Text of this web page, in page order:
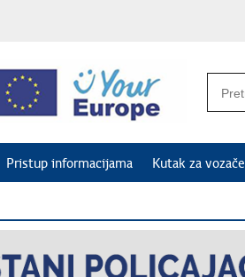
Pristup informacijama Kutak za vozače